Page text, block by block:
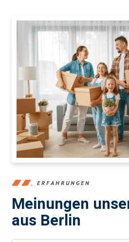
ERFAHRUNGEN
Meinungen
aus Berlin